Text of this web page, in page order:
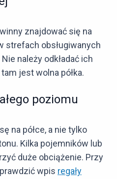
znajdować się na
strefach obsługiwanych
należy odkładać ich
jest wolna półka.
poziomu
na półce, a nie tylko
Kilka pojemników lub
duże obciążenie. Przy
wpis regały